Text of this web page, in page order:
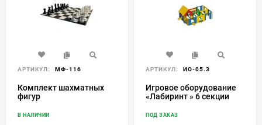
АРТИКУЛ: МФ-116
Комплект шахматных
фигур
В НАЛИЧИИ
АРТИКУЛ: ИО-05.3
Игровое оборудование
«Лабиринт » 6 секции
ПОД ЗАКАЗ